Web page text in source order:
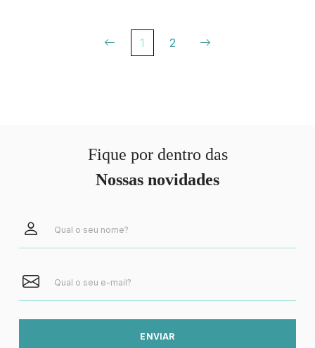
1 2
Fique por dentro das
Nossas novidades
ENVIAR